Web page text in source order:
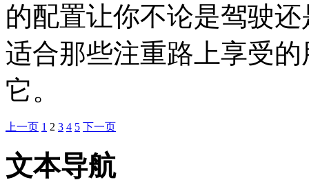
的配置让你不论是驾驶
适合那些注重路上享受
它。
上一页 1 2 3 4 5 下一页
文本导航